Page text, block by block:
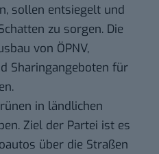
sollen entsiegelt und
zu sorgen. Die
von ÖPNV,
Sharingangeboten für
in ländlichen
Ziel der Partei ist es
über die Straßen